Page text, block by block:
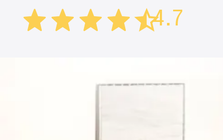
4.7